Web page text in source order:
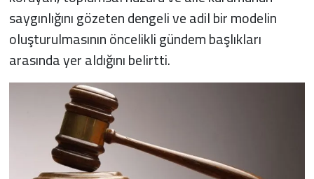
saygınlığını gözeten dengeli ve adil bir modelin
oluşturulmasının öncelikli gündem başlıkları
arasında yer aldığını belirtti.